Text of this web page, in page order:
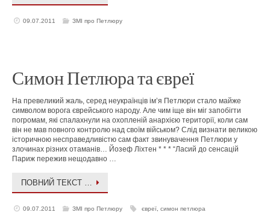
09.07.2011 ЗМІ про Петлюру
Симон Петлюра та євреї
На превеликий жаль, серед неукраїнців ім’я Петлюри стало майже
символом ворога єврейського народу. Але чим іще він міг запобігти
погромам, які спалахнули на охопленій анархією території, коли сам
він не мав повного контролю над своїм військом? Слід визнати великою
історичною несправедливістю сам факт звинувачення Петлюри у
злочинах різних отаманів… Йозеф Ліхтен * * * “Ласий до сенсацій
Париж пережив нещодавно …
ПОВНИЙ ТЕКСТ …
09.07.2011 ЗМІ про Петлюру євреї, симон петлюра